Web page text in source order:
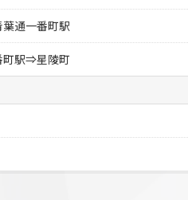
通一番町駅
町駅⇒星陵町